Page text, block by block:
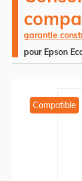
garantie
pour Epson
Compatible